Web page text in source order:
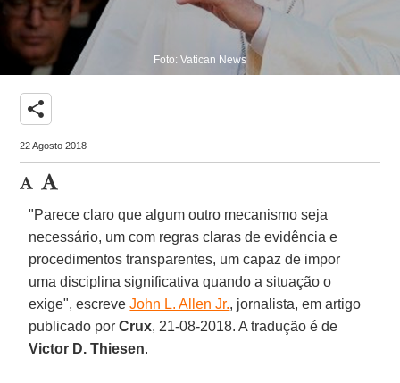
Foto: Vatican News
share
22 Agosto 2018
"Parece claro que algum outro mecanismo seja
necessário, um com regras claras de evidência e
procedimentos transparentes, um capaz de impor
uma disciplina significativa quando a situação o
exige", escreveJohn L. Allen Jr., jornalista, em artigo
publicado porCrux, 21-08-2018. A tradução é de
Victor D. Thiesen.